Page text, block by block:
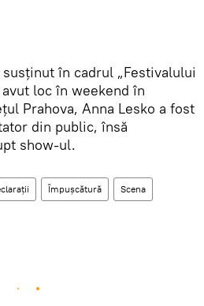
în cadrul „Festivalului
loc în weekend în
Prahova, Anna Lesko a fost
din public, însă
show-ul.
Împușcătură Scena